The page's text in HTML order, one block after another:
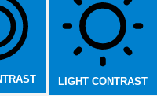
LIGHT CONTRAST